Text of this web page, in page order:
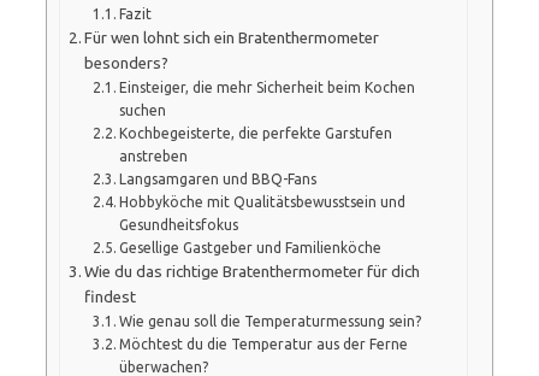
Fazit
Für wen lohnt sich ein Bratenthermometer
besonders?
Einsteiger, die mehr Sicherheit beim Kochen
suchen
Kochbegeisterte, die perfekte Garstufen
anstreben
Langsamgaren und BBQ-Fans
Hobbyköche mit Qualitätsbewusstsein und
Gesundheitsfokus
Gesellige Gastgeber und Familienköche
Wie du das richtige Bratenthermometer für dich
findest
Wie genau soll die Temperaturmessung sein?
Möchtest du die Temperatur aus der Ferne
überwachen?